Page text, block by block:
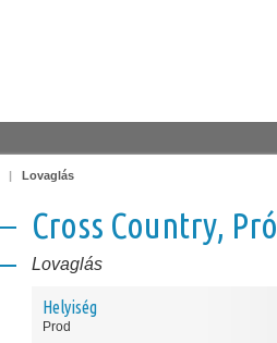
| Lovaglás
Cross Country,
Lovaglás
Helyiség
Prod